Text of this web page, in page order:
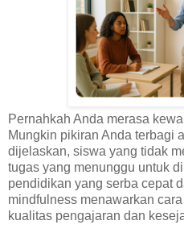
Pernahkah Anda merasa
Mungkin pikiran Anda terbagi
dijelaskan, siswa yang tidak
tugas yang menunggu untuk
pendidikan yang serba cepat
mindfulness menawarkan
kualitas pengajaran dan